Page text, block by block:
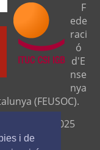
i de
F
ede
raci
ó
d'E
nse
nya
(FEUSOC).
276 (08025